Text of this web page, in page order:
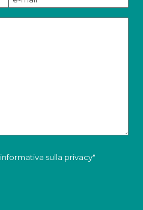
informativa sulla privacy"